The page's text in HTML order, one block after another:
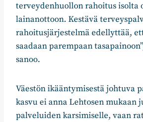
terveydenhuollon rahoitus isolta
lainanottoon. Kestävä
rahoitusjärjestelmä edellyttää,
saadaan parempaan
sanoo.
Väestön ikääntymisestä johtuva
kasvu ei anna Lehtosen mukaan
palveluiden karsimiselle, vaan